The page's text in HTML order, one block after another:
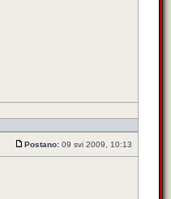
Postano: 09 svi 2009, 10:13